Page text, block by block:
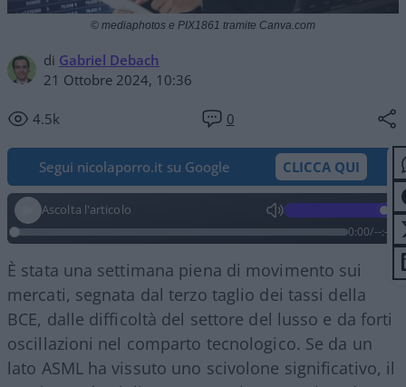
di Gabriel Debach
21 Ottobre 2024, 10:36
4.5k 0
© mediaphotos e PIX1861 tramite Canva.com
Segui nicolaporro.it su Google CLICCA QUI
Ascolta l'articolo
0:00/--:--
È stata una settimana piena di movimento sui
mercati, segnata dal terzo taglio dei tassi della
BCE, dalle difficoltà del settore del lusso e da forti
oscillazioni nel comparto tecnologico. Se da un
lato ASML ha vissuto uno scivolone significativo, il